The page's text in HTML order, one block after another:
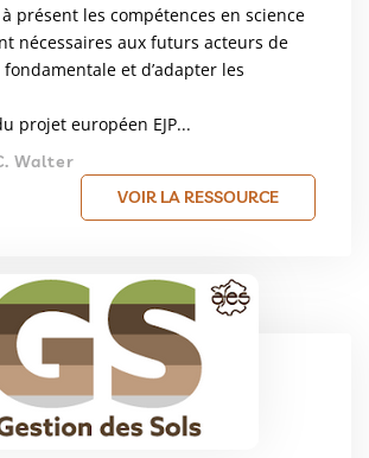
présent les compétences en science
nécessaires aux futurs acteurs de
et d’adapter les
projet européen EJP...
Walter
VOIR LA RESSOURCE